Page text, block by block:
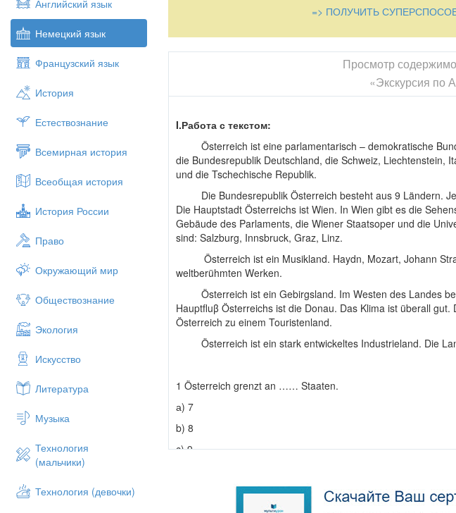
Английский язык
Немецкий язык
Французский язык
История
Естествознание
Всемирная история
Всеобщая история
История России
Право
Окружающий мир
Обществознание
Экология
Искусство
Литература
Музыка
Технология
(мальчики)
Технология (девочки)
=> ПОЛУЧИТЬ
Просмотр
«Экскурсия по
I.Работа с текстом:
Österreich ist eine parlamentarisch – demokratische
die Bundesrepublik Deutschland, die Schweiz, Liechtenstein,
und die Tschechische Republik.
Die Bundesrepublik Österreich besteht aus 9 Ländern.
Die Hauptstadt Österreichs ist Wien. In Wien gibt es die
Gebäude des Parlaments, die Wiener Staatsoper und die
sind: Salzburg, Innsbruck, Graz, Linz.
Österreich ist ein Musikland. Haydn, Mozart, Johann
weltberühmten Werken.
Österreich ist ein Gebirgsland. Im Westen des Landes
Hauptfluβ Österreichs ist die Donau. Das Klima ist überall
Österreich zu einem Touristenland.
Österreich ist ein stark entwickeltes Industrieland. Die
1 Österreich grenzt an …… Staaten.
а) 7
b) 8
c) 9